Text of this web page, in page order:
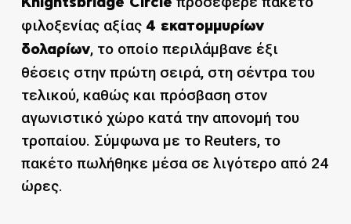
Knightsbridge Circle
φιλοξενίας αξίας 4 εκατομμυρίων
δολαρίων, το οποίο περιλάμβανε έξι
θέσεις στην πρώτη σειρά, στη σέντρα του
τελικού, καθώς και πρόσβαση στον
αγωνιστικό χώρο κατά την απονομή του
τροπαίου. Σύμφωνα με το Reuters, το
πακέτο πωλήθηκε μέσα σε λιγότερο από 24
ώρες.